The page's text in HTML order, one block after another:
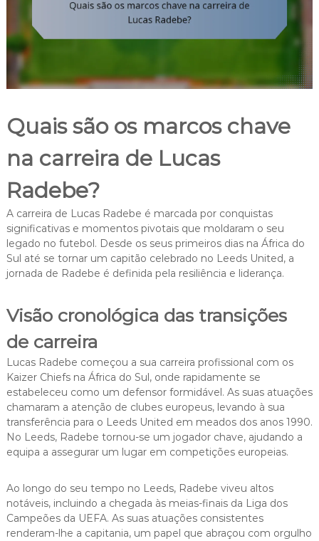
Quais são os marcos chave
na carreira de Lucas
Radebe?
A carreira de Lucas Radebe é marcada por conquistas
significativas e momentos pivotais que moldaram o seu
legado no futebol. Desde os seus primeiros dias na África do
Sul até se tornar um capitão celebrado no Leeds United, a
jornada de Radebe é definida pela resiliência e liderança.
Visão cronológica das transições
de carreira
Lucas Radebe começou a sua carreira profissional com os
Kaizer Chiefs na África do Sul, onde rapidamente se
estabeleceu como um defensor formidável. As suas atuações
chamaram a atenção de clubes europeus, levando à sua
transferência para o Leeds United em meados dos anos 1990.
No Leeds, Radebe tornou-se um jogador chave, ajudando a
equipa a assegurar um lugar em competições europeias.
Ao longo do seu tempo no Leeds, Radebe viveu altos
notáveis, incluindo a chegada às meias-finais da Liga dos
Campeões da UEFA. As suas atuações consistentes
renderam-lhe a capitania, um papel que abraçou com orgulho